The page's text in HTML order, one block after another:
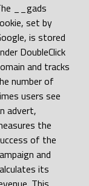
__gads
set by
is stored
DoubleClick
and tracks
number of
users see
advert,
the
of the
and
its